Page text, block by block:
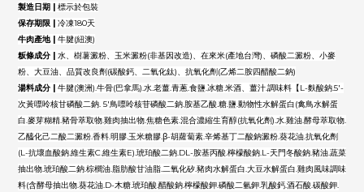
製造日期
標示於包裝
保存期限
冷凍180天
牛肉產地 |
牛腱(紐澳)
粄條成分
水、樹薯澱粉、玉米澱粉(非基因改造)、在來米(產地台灣)、磷酸二澱粉、小麥
粉、大豆油、品質改良劑(碳酸鈣、二氧化鈦)、抗氧化劑(乙烯二胺四醋酸二鈉)
湯料成分
牛腱(澳洲).牛骨(巴拿馬).水.老薑.青蔥.食鹽.冰糖.米酒、薑汁.調味料【L-麩酸鈉.5'-
次黃嘌呤核甘磷酸二鈉. 5'鳥嘌呤核苷磷酸二鈉.胺基乙酸.糖.鹽.動物性水解蛋白(禽鳥水解蛋
白.麥芽糊精.豬骨萃取物.雞肉抽出物.焦糖色素.混合濃縮生育醇(抗氧化劑).水.雞油.酵母萃取物.
乙醯化己二酸二澱粉.香料.明膠.玉米糖膠.β-胡蘿蔔素.辛烯基丁二酸鈉澱粉.葵花油.抗氧化劑
(L-抗壞血酸鈉.維生素C.維生素E).琥珀酸二鈉.DL-胺基丙酸.檸檬酸鈉.L-天門冬酸鈉.豬油.蔬菜
抽出物.琥珀酸二鈉.棕櫚油.脂肪酸甘油脂.二氧化矽.豬肉水解蛋白.大豆水解蛋白.雞肉風味調味
料(含酵母抽出物.葵花油.D-木糖.琥珀酸.醋酸鈉.檸檬酸鉀.磷酸二氫鉀.乳酸鈣.酒石酸.碳酸鉀.